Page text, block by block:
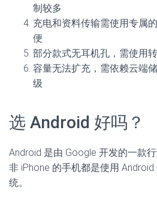
制较多
充电和资料传输需使用专属
便
部分款式无耳机孔，需使用
容量无法扩充，需依赖云端
级
选 Android 好吗？
Android 是由 Google 开发的一款
非 iPhone 的手机都是使用
统。